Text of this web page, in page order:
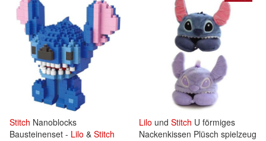
Stitch Nanoblocks
Bausteinenset - Lilo & Stitch
Lilo und Stitch U förmiges
Nackenkissen Plüsch spielzeug